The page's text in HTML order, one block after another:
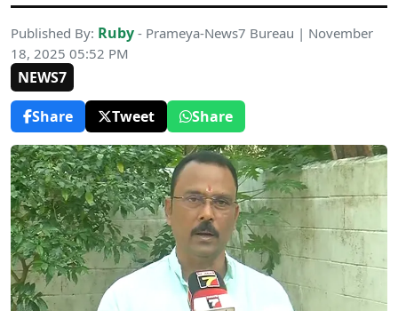
Published By: Ruby - Prameya-News7 Bureau | November
18, 2025 05:52 PM
NEWS7
Share
Tweet Share